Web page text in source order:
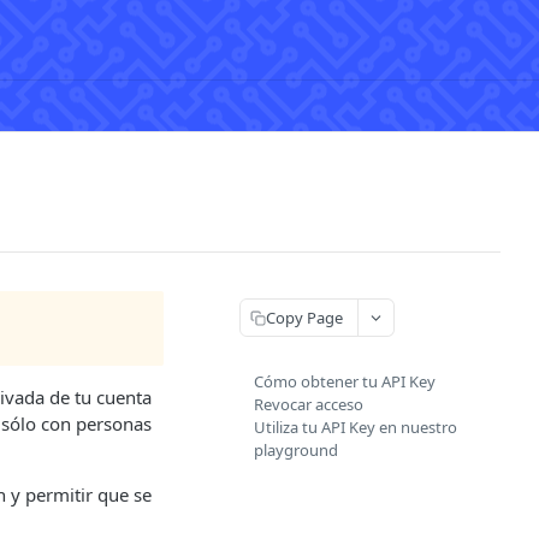
de tu cuenta
con personas
y permitir que se
Copy Page
Cómo obtener tu API Key
Revocar acceso
Utiliza tu API Key en nuestro
playground